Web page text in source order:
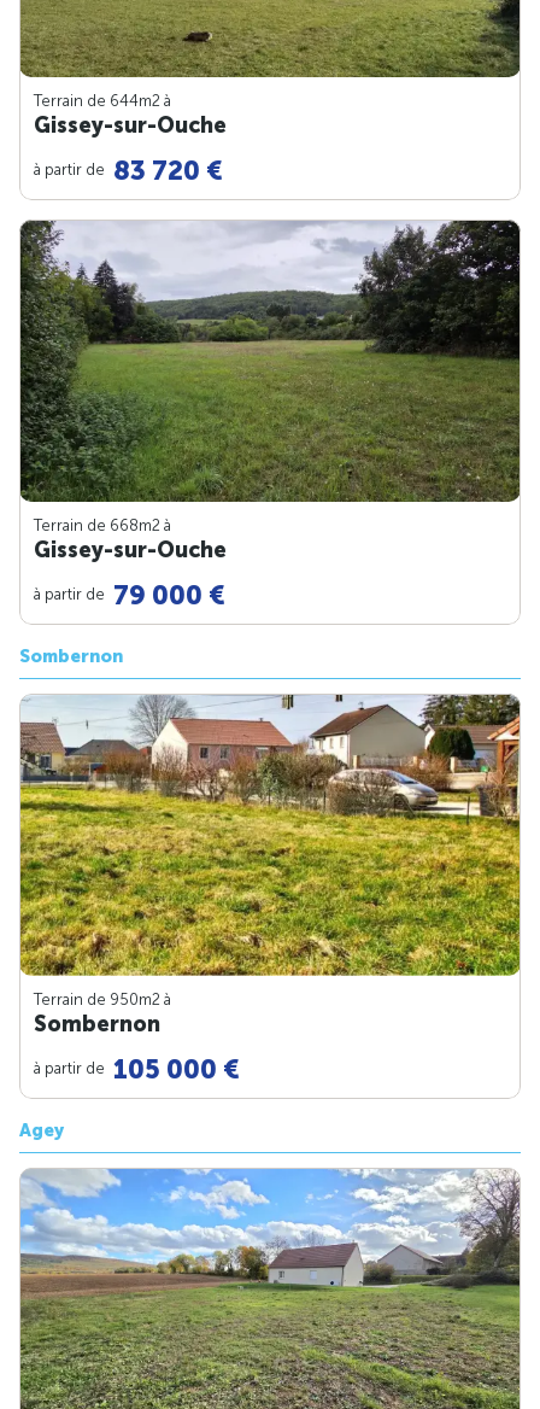
Terrain de 644m2 à
Gissey-sur-Ouche
à partir de 83 720 €
Terrain de 668m2 à
Gissey-sur-Ouche
à partir de 79 000 €
Sombernon
Terrain de 950m2 à
Sombernon
à partir de 105 000 €
Agey